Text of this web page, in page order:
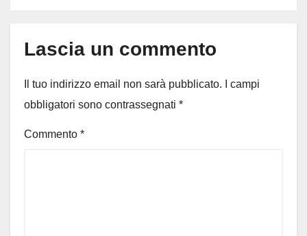
Lascia un commento
Il tuo indirizzo email non sarà pubblicato.
I campi
obbligatori sono contrassegnati *
Commento *